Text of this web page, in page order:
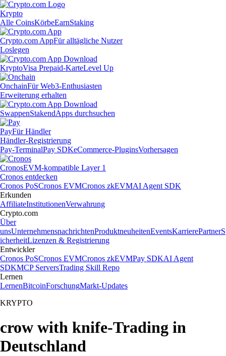
Krypto
Alle CoinsKörbeEarnStaking
Crypto.com AppFür alltägliche Nutzer
Loslegen
KryptoVisa Prepaid-KarteLevel Up
OnchainFür Web3-Enthusiasten
Erweiterung erhalten
SwappenStakendApps durchsuchen
PayFür Händler
Händler-Registrierung
Pay-TerminalPay SDKeCommerce-PluginsVorhersagen
CronosEVM-kompatible Layer 1
Cronos entdecken
Cronos PoSCronos EVMCronos zkEVMAI Agent SDK
Erkunden
AffiliateInstitutionenVerwahrung
Crypto.com
Über
unsUnternehmensnachrichtenProduktneuheitenEventsKarrierePartnerS
icherheitLizenzen & Registrierung
Entwickler
Cronos PoSCronos EVMCronos zkEVMPay SDKAI Agent
SDKMCP ServersTrading Skill Repo
Lernen
LernenBitcoinForschungMarkt-Updates
KRYPTO
crow with knife-Trading in
Deutschland